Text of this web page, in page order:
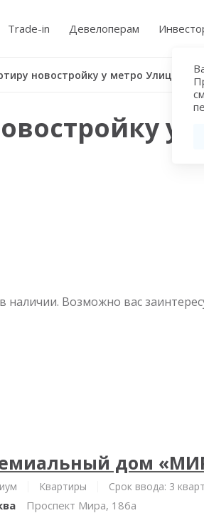
Trade-in Девелоперам
у
наличии. Возможно вас
дом
Квартиры Срок ввода: 3
Проспект Мира, 186а